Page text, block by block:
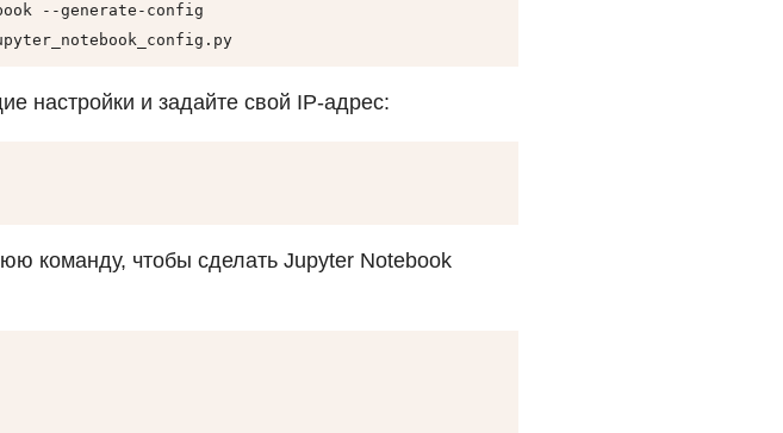
--generate-config
настройки и задайте свой IP-адрес:
команду, чтобы сделать Jupyter Notebook